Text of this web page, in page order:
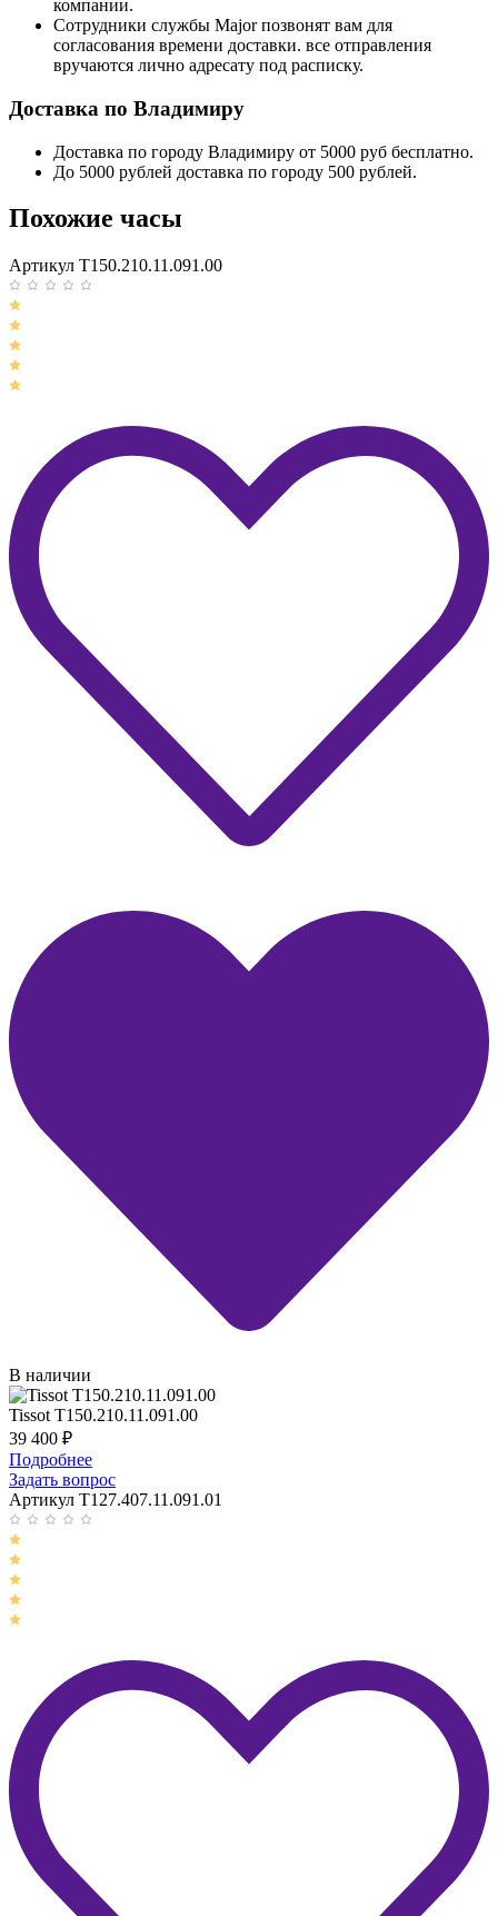
компании.
Сотрудники службы Major позвонят вам для
согласования времени доставки. все отправления
вручаются лично адресату под расписку.
Доставка по Владимиру
Доставка по городу Владимиру от 5000 руб бесплатно.
До 5000 рублей доставка по городу 500 рублей.
Похожие часы
Артикул T150.210.11.091.00
В наличии
Tissot T150.210.11.091.00
39 400 ₽
Подробнее
Задать вопрос
Артикул T127.407.11.091.01